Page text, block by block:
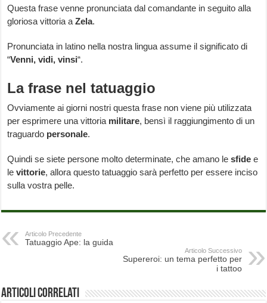
Questa frase venne pronunciata dal comandante in seguito alla
gloriosa vittoria aZela.
Pronunciata in latino nella nostra lingua assume il significato di
“Venni, vidi, vinsi“.
La frase nel tatuaggio
Ovviamente ai giorni nostri questa frase non viene più utilizzata
per esprimere una vittoria militare, bensì il raggiungimento di un
traguardo personale.
Quindi se siete persone molto determinate, che amano lesfide e
levittorie, allora questo tatuaggio sarà perfetto per essere inciso
sulla vostra pelle.
Articolo Precedente
Tatuaggio Ape: la guida
Articolo Successivo
Supereroi: un tema perfetto per
i tattoo
Articoli correlati